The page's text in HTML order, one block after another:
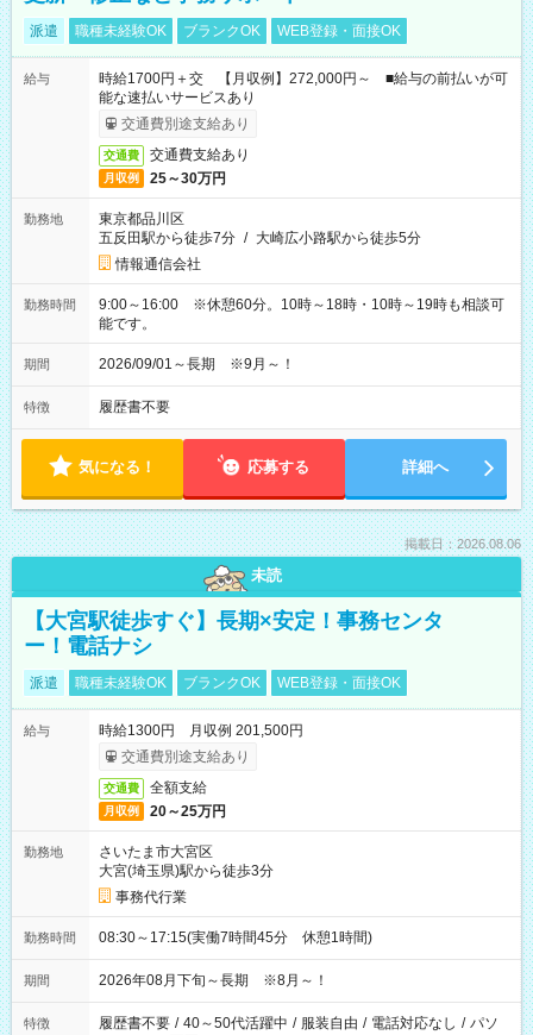
派遣 職種未経験OK ブランクOK WEB登録・面接OK
給与
時給1700円＋交 【月収例】272,000円～ ■給与の前払いが可
能な速払いサービスあり
交通費別途支給あり
交通費 交通費支給あり
月収例 25～30万円
勤務地
東京都品川区
五反田駅から徒歩7分 / 大崎広小路駅から徒歩5分
情報通信会社
勤務時間
9:00～16:00 ※休憩60分。10時～18時・10時～19時も相談可
能です。
期間 2026/09/01～長期 ※9月～！
特徴 履歴書不要
気になる！ 応募する 詳細へ
掲載日：2026.08.06
未読
【大宮駅徒歩すぐ】長期×安定！事務センタ
ー！電話ナシ
派遣 職種未経験OK ブランクOK WEB登録・面接OK
給与
時給1300円 月収例 201,500円
交通費別途支給あり
交通費 全額支給
月収例 20～25万円
勤務地
さいたま市大宮区
大宮(埼玉県)駅から徒歩3分
事務代行業
勤務時間 08:30～17:15(実働7時間45分 休憩1時間)
期間 2026年08月下旬～長期 ※8月～！
特徴 履歴書不要 / 40～50代活躍中 / 服装自由 / 電話対応なし / パソ